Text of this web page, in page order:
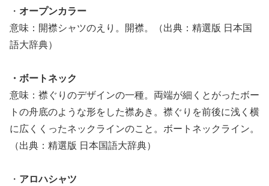
・ オープンカラー
意味：開襟シャツのえり。開襟。（出典：精選版 日本国
語大辞典）
・ボートネック
意味：襟ぐりのデザインの一種。両端が細くとがったボー
トの舟底のような形をした襟あき。襟ぐりを前後に浅く横
に広くくったネックラインのこと。ボートネックライン。
（出典：精選版 日本国語大辞典）
・ アロハシャツ